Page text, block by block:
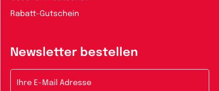
Rabatt-Gutschein
Newsletter bestellen